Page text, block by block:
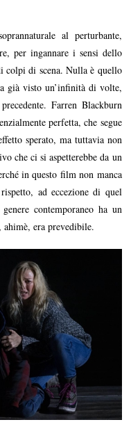
al perturbante,
per ingannare i sensi dello
colpi di scena. Nulla è quello
già visto un’infinità di volte,
Farren Blackburn
perfetta, che segue
sperato, ma tuttavia non
che ci si aspetterebbe da un
in questo film non manca
ad eccezione di quel
contemporaneo ha un
ahimè, era prevedibile.